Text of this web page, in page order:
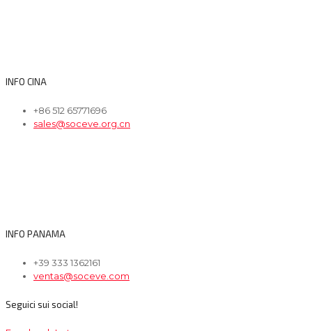
INFO CINA
+86 512 65771696
sales@soceve.org.cn
INFO PANAMA
+39 333 1362161
ventas@soceve.com
Seguici sui social!